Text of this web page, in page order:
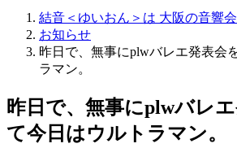
結音＜ゆいおん＞は 大阪の音響会
お知らせ
昨日で、無事にplwバレエ発表会
ラマン。
昨日で、無事にplwバレ
て今日はウルトラマン。